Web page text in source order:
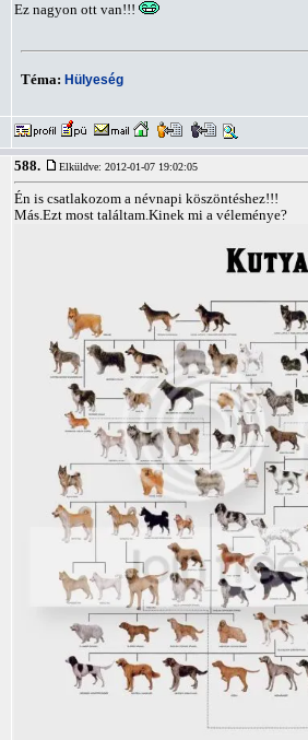
Ez nagyon ott van!!!
Téma: Hülyeség
588. Elküldve: 2012-01-07 19:02:05
Én is csatlakozom a névnapi köszöntéshez!!!
Más.Ezt most találtam.Kinek mi a véleménye?